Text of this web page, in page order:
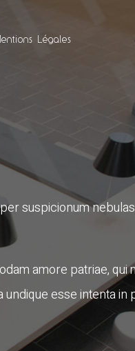
Légales
suspicionum
amore patriae, qui
esse intenta in